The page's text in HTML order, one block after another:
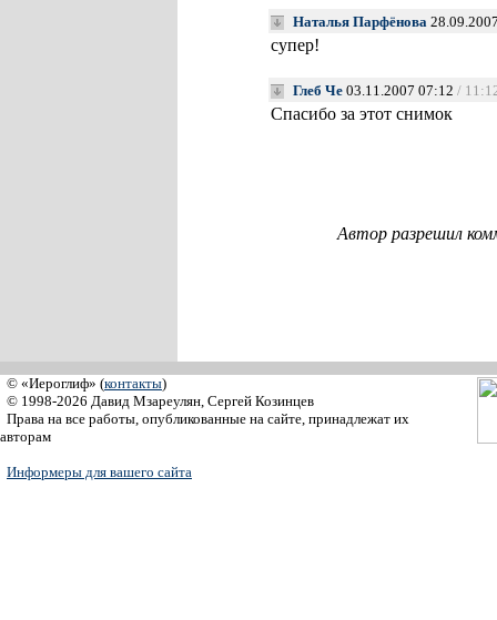
Наталья Парфёнова
супер!
Глеб Че 03.11.2007 07:12 /
Спасибо за этот снимок
Автор разрешил
© «Иероглиф» (контакты)
© 1998-2026 Давид Мзареулян, Сергей Козинцев
Права на все работы, опубликованные на сайте, принадлежат их
авторам
Информеры для вашего сайта